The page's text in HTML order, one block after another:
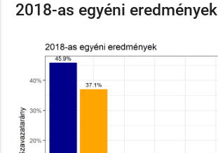
2018-as egyéni eredmények